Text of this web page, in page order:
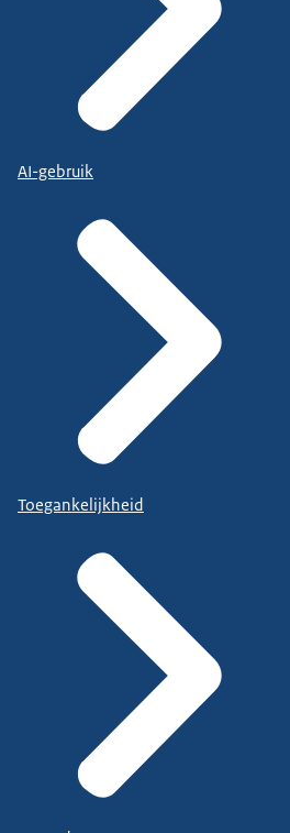
AI-gebruik
Toegankelijkheid